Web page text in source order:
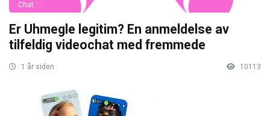
Chat
Er Uhmegle legitim? En anmeldelse av
tilfeldig videochat med fremmede
1 år siden 10113